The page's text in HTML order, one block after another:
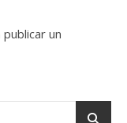
publicar un